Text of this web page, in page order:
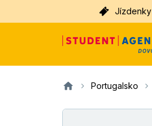
Jízdenky
Portugalsko